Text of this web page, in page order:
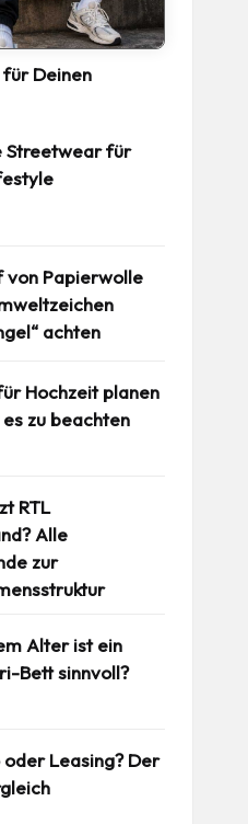
Deinen
Streetwear für
von Papierwolle
achten
Hochzeit planen
zu beachten
RTL
Alle
zur
Alter ist ein
Bett sinnvoll?
Leasing? Der